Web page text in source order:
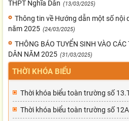
THPT Nghĩa Dân (13/03/2025)
Thông tin về Hướng dẫn một số nội
năm 2025 (24/03/2025)
THÔNG BÁO TUYỂN SINH VÀO
DÂN NĂM 2025 (31/03/2025)
THỜI KHÓA BIỂU
Thời khóa biểu toàn trường số
Thời khóa biểu toàn trường số